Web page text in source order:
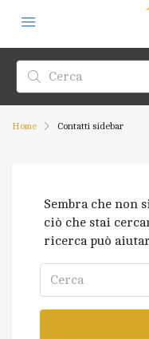
Home Contatti sidebar
Sembra che non
ciò che stai
ricerca può